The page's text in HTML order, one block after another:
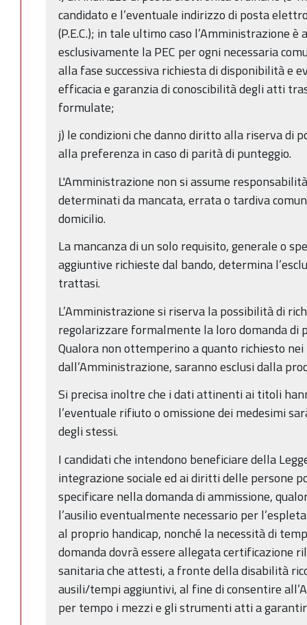
candidato e l’eventuale indirizzo di posta
(P.E.C.); in tale ultimo caso l’Amministrazione
esclusivamente la PEC per ogni necessaria
alla fase successiva richiesta di disponibilità e
efficacia e garanzia di conoscibilità degli atti
formulate;
j) le condizioni che danno diritto alla riserva di
alla preferenza in caso di parità di punteggio.
L'Amministrazione non si assume
determinati da mancata, errata o tardiva
domicilio.
La mancanza di un solo requisito, generale o
aggiuntive richieste dal bando, determina
trattasi.
L’Amministrazione si riserva la possibilità di
regolarizzare formalmente la loro domanda di
Qualora non ottemperino a quanto richiesto
dall’Amministrazione, saranno esclusi dalla
Si precisa inoltre che i dati attinenti ai titoli
l’eventuale rifiuto o omissione dei medesimi
degli stessi.
I candidati che intendono beneficiare della
integrazione sociale ed ai diritti delle persone
specificare nella domanda di ammissione,
l’ausilio eventualmente necessario per
al proprio handicap, nonché la necessità di
domanda dovrà essere allegata certificazione
sanitaria che attesti, a fronte della disabilità
ausili/tempi aggiuntivi, al fine di consentire
per tempo i mezzi e gli strumenti atti a